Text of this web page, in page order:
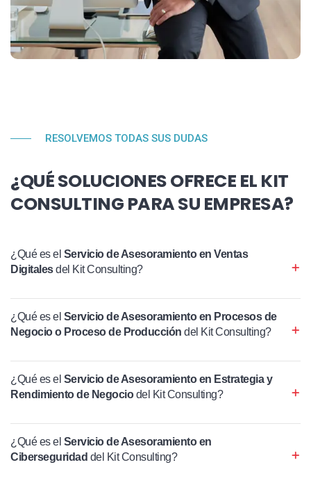
RESOLVEMOS TODAS SUS DUDAS
¿QUÉ SOLUCIONES OFRECE EL KIT
CONSULTING PARA SU EMPRESA?
¿Qué es el Servicio de Asesoramiento en Ventas
Digitalesdel Kit Consulting?
¿Qué es el Servicio de Asesoramiento en Procesos de
Negocio o Proceso de Producción del Kit Consulting?
¿Qué es el Servicio de Asesoramiento en Estrategia y
Rendimiento de Negociodel Kit Consulting?
¿Qué es el Servicio de Asesoramiento en
Ciberseguridad del Kit Consulting?